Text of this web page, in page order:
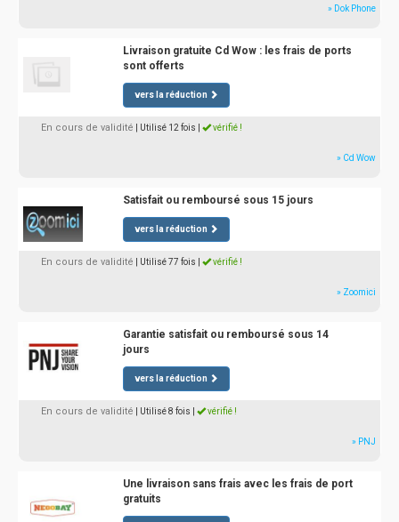
» Dok Phone
Livraison gratuite Cd Wow : les frais de ports
sont offerts
vers la réduction
En cours de validité | Utilisé 12 fois vérifié !
» Cd Wow
Satisfait ou remboursé sous 15 jours
vers la réduction
En cours de validité | Utilisé 77 fois vérifié !
» Zoomici
Garantie satisfait ou remboursé sous 14
jours
vers la réduction
En cours de validité | Utilisé 8 fois vérifié !
» PNJ
Une livraison sans frais avec les frais de port
gratuits